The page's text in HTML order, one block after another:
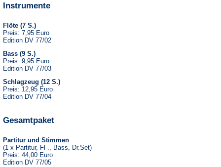
Instrumente
Flöte (7 S.)
Preis: 7,95 Euro
Edition DV 77/02
Bass (9 S.)
Preis: 9,95 Euro
Edition DV 77/03
Schlagzeug (12 S.)
Preis: 12,95 Euro
Edition DV 77/04
Gesamtpaket
Partitur und Stimmen
(1 x Partitur, Fl ., Bass, Dr.Set)
Preis: 44,00 Euro
Edition DV 77/05